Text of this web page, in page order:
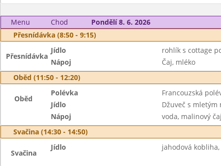
Menu Chod
Pondělí 8. 6. 2026
Přesnídávka (8:50 - 9:15)
Přesnídávka
Jídlo
rohlík s cottage
Nápoj
Čaj, mléko
Oběd (11:50 - 12:20)
Oběd
Polévka
Francouzská
Jídlo
Džuveč s mletým
Nápoj
voda, malinový
Svačina (14:30 - 14:50)
Svačina
Jídlo jahodová